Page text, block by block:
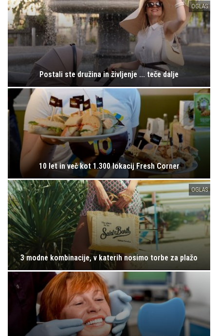
OGLAS
Postali ste družina in življenje ... teče dalje
10 let in več kot 1.300 lokacij Fresh Corner
OGLAS
3 modne kombinacije, v katerih nosimo torbe za plažo